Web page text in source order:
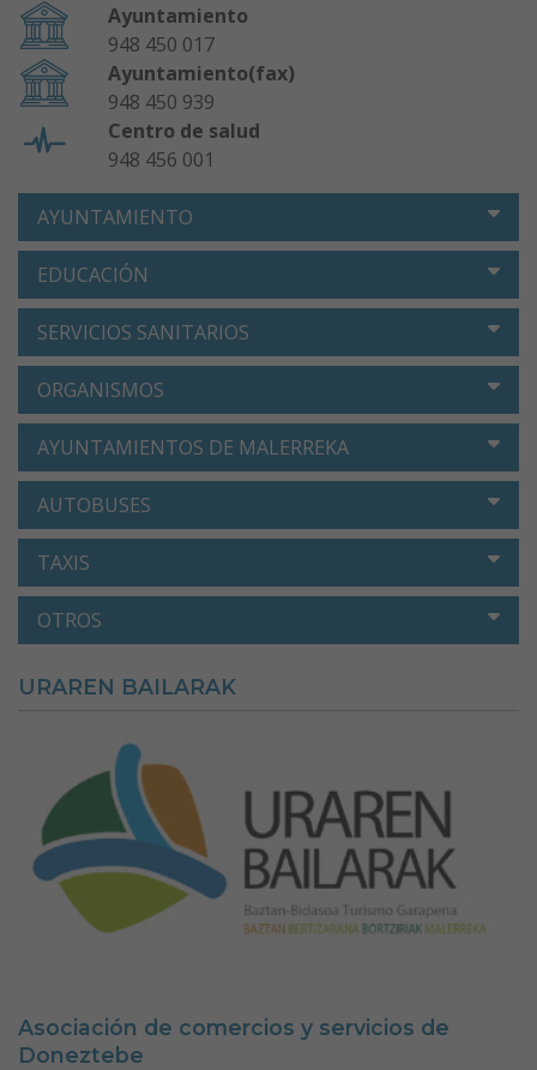
Ayuntamiento
948 450 017
Ayuntamiento(fax)
948 450 939
Centro de salud
948 456 001
AYUNTAMIENTO
EDUCACIÓN
SERVICIOS SANITARIOS
ORGANISMOS
AYUNTAMIENTOS DE MALERREKA
AUTOBUSES
TAXIS
OTROS
URAREN BAILARAK
Asociación de comercios y servicios de
Doneztebe